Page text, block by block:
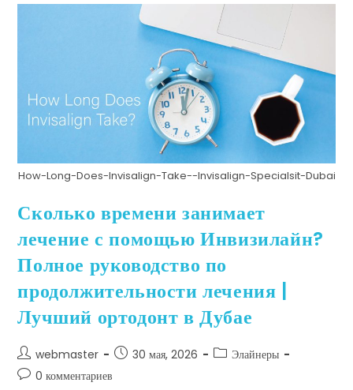
How-Long-Does-Invisalign-Take--Invisalign-Specialsit-Dubai
Сколько времени занимает
лечение с помощью Инвизилайн?
Полное руководство по
продолжительности лечения |
Лучший ортодонт в Дубае
webmaster 30 мая, 2026
Элайнеры
0 комментариев